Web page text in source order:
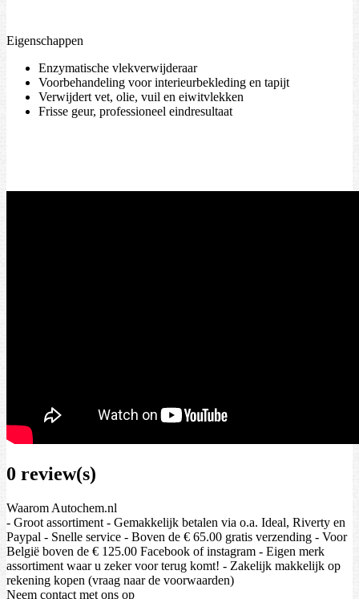
Eigenschappen
Enzymatische vlekverwijderaar
Voorbehandeling voor interieur­bekleding en tapijt
Verwijdert vet, olie, vuil en eiwitvlekken
Frisse geur, professioneel eindresultaat
0 review(s)
Waarom Autochem.nl
- Groot assortiment - Gemakkelijk betalen via o.a. Ideal, Riverty en
Paypal - Snelle service - Boven de € 65.00 gratis verzending - Voor
België boven de € 125.00 Facebook of instagram - Eigen merk
assortiment waar u zeker voor terug komt! - Zakelijk makkelijk op
rekening kopen (vraag naar de voorwaarden)
Neem contact met ons op